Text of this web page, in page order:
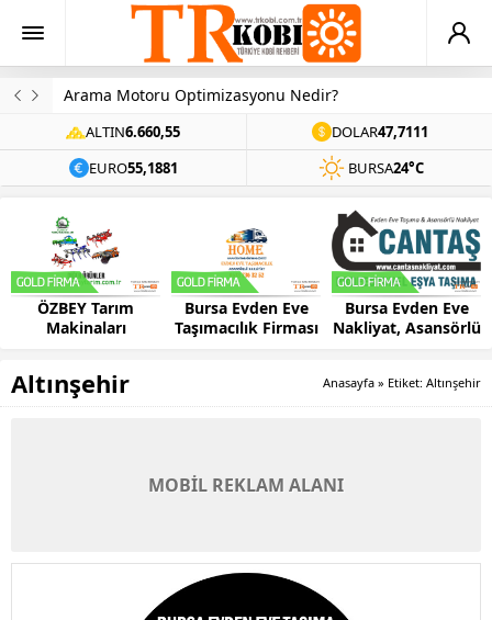
Arama Motoru Optimizasyonu Nedir?
ALTIN6.660,55 DOLAR47,7111
EURO55,1881 BURSA24°C
ÖZBEY Tarım
Makinaları
Bursa Evden Eve
Taşımacılık Firması
Bursa Evden Eve
Nakliyat, Asansörlü
Altınşehir Anasayfa » Etiket: Altınşehir
MOBİL REKLAM ALANI